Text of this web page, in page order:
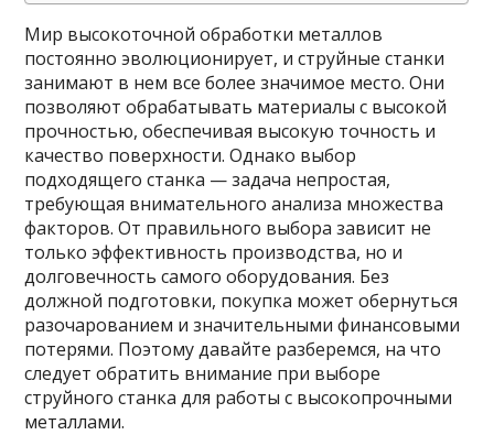
Мир высокоточной обработки металлов
постоянно эволюционирует, и струйные станки
занимают в нем все более значимое место. Они
позволяют обрабатывать материалы с высокой
прочностью, обеспечивая высокую точность и
качество поверхности. Однако выбор
подходящего станка — задача непростая,
требующая внимательного анализа множества
факторов. От правильного выбора зависит не
только эффективность производства, но и
долговечность самого оборудования. Без
должной подготовки, покупка может обернуться
разочарованием и значительными финансовыми
потерями. Поэтому давайте разберемся, на что
следует обратить внимание при выборе
струйного станка для работы с высокопрочными
металлами.